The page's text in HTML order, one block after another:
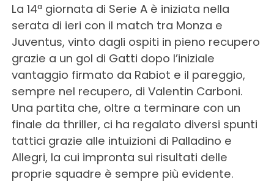
La 14ª giornata di Serie A è iniziata nella
serata di ieri con il match tra Monza e
Juventus, vinto dagli ospiti in pieno recupero
grazie a un gol di Gatti dopo l’iniziale
vantaggio firmato da Rabiot e il pareggio,
sempre nel recupero, di Valentin Carboni.
Una partita che, oltre a terminare con un
finale da thriller, ci ha regalato diversi spunti
tattici grazie alle intuizioni di Palladino e
Allegri, la cui impronta sui risultati delle
proprie squadre è sempre più evidente.